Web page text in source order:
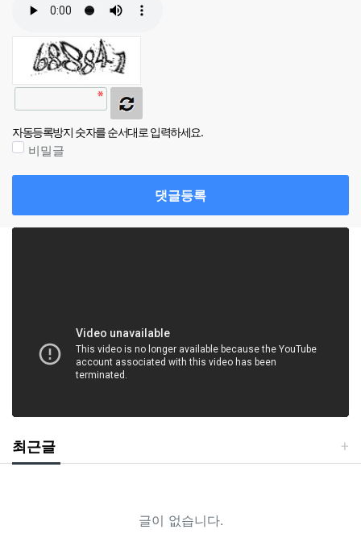
자동등록방지 숫자를 순서대로 입력하세요.
비밀글
댓글등록
최근글
글이 없습니다.